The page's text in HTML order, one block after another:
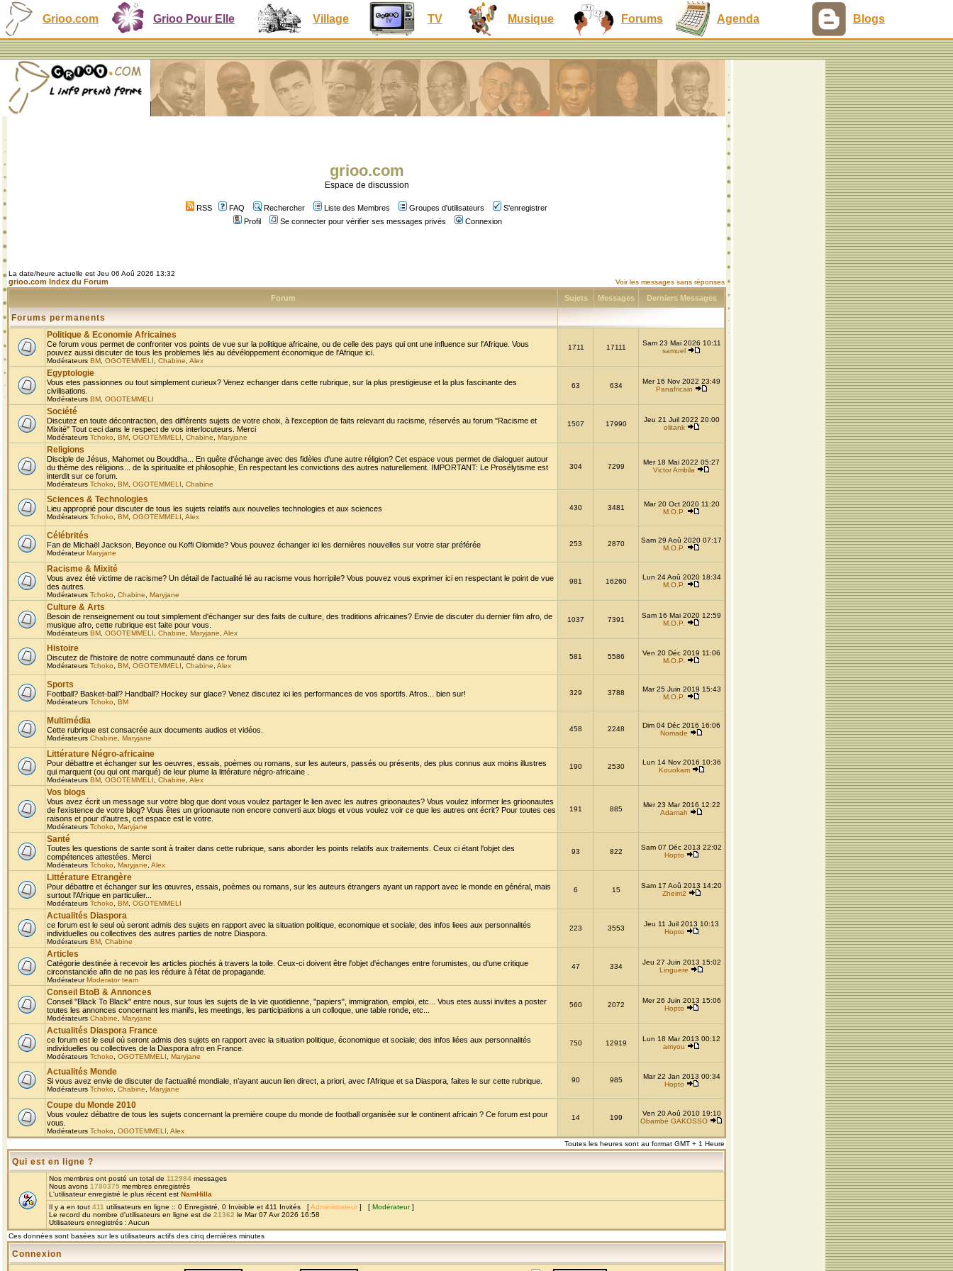
Grioo.com Grioo Pour Elle Village TV Musique Forums Agenda Blogs
grioo.com
Espace de discussion
RSS FAQ Rechercher Liste des Membres Groupes d'utilisateurs
S'enregistrer
Profil
Se connecter pour vérifier ses messages privés Connexion
La date/heure actuelle est Jeu 06 Aoû 2026 13:32
grioo.com Index du Forum Voir les messages sans réponses
Forum Sujets Messages Derniers Messages
Forums permanents
Politique & Economie Africaines
Ce forum vous permet de confronter vos points de vue sur la politique africaine, ou de celle des pays qui ont une influence sur l'Afrique. Vous
pouvez aussi discuter de tous les problemes liés au dévéloppement économique de l'Afrique ici.
Modérateurs BM OGOTEMMELI Chabine Alex
1711 17111
Sam 23 Mai 2026 10:11
samuel
Egyptologie
Vous etes passionnes ou tout simplement curieux? Venez echanger dans cette rubrique, sur la plus prestigieuse et la plus fascinante des
civilisations.
Modérateurs BM OGOTEMMELI
63 634
Mer 16 Nov 2022 23:49
Panafricain
Société
Discutez en toute décontraction, des différents sujets de votre choix, à l'exception de faits relevant du racisme, réservés au forum "Racisme et
Mixité" Tout ceci dans le respect de vos interlocuteurs. Merci
Modérateurs Tchoko BM OGOTEMMELI Chabine Maryjane
1507 17990
Jeu 21 Juil 2022 20:00
olitank
Religions
Disciple de Jésus, Mahomet ou Bouddha... En quête d'échange avec des fidèles d'une autre réligion? Cet espace vous permet de dialoguer autour
du thème des réligions... de la spiritualite et philosophie, En respectant les convictions des autres naturellement. IMPORTANT: Le Prosélytisme est
interdit sur ce forum.
Modérateurs Tchoko BM OGOTEMMELI Chabine
304 7299
Mer 18 Mai 2022 05:27
Victor Ambila
Sciences & Technologies
Lieu approprié pour discuter de tous les sujets relatifs aux nouvelles technologies et aux sciences
Modérateurs Tchoko BM OGOTEMMELI Alex
430 3481
Mar 20 Oct 2020 11:20
M.O.P.
Célébrités
Fan de Michaël Jackson, Beyonce ou Koffi Olomide? Vous pouvez échanger ici les dernières nouvelles sur votre star préférée
ModérateurMaryjane
253 2870
Sam 29 Aoû 2020 07:17
M.O.P.
Racisme & Mixité
Vous avez été victime de racisme? Un détail de l'actualité lié au racisme vous horripile? Vous pouvez vous exprimer ici en respectant le point de vue
des autres.
Modérateurs Tchoko Chabine Maryjane
981 16260
Lun 24 Aoû 2020 18:34
M.O.P.
Culture & Arts
Besoin de renseignement ou tout simplement d'échanger sur des faits de culture, des traditions africaines? Envie de discuter du dernier film afro, de
musique afro, cette rubrique est faite pour vous.
Modérateurs BM OGOTEMMELI Chabine Maryjane Alex
1037 7391
Sam 16 Mai 2020 12:59
M.O.P.
Histoire
Discutez de l'histoire de notre communauté dans ce forum
Modérateurs Tchoko BM OGOTEMMELI Chabine Alex
581 5586
Ven 20 Déc 2019 11:06
M.O.P.
Sports
Football? Basket-ball? Handball? Hockey sur glace? Venez discutez ici les performances de vos sportifs. Afros... bien sur!
Modérateurs Tchoko BM
329 3788
Mar 25 Juin 2019 15:43
M.O.P.
Multimédia
Cette rubrique est consacrée aux documents audios et vidéos.
Modérateurs Chabine Maryjane
458 2248
Dim 04 Déc 2016 16:06
Nomade
Littérature Négro-africaine
Pour débattre et échanger sur les oeuvres, essais, poèmes ou romans, sur les auteurs, passés ou présents, des plus connus aux moins illustres
qui marquent (ou qui ont marqué) de leur plume la littérature négro-africaine .
Modérateurs BM OGOTEMMELI Chabine Alex
190 2530
Lun 14 Nov 2016 10:36
Kouokam
Vos blogs
Vous avez écrit un message sur votre blog que dont vous voulez partager le lien avec les autres grioonautes? Vous voulez informer les grioonautes
de l'existence de votre blog? Vous êtes un grioonaute non encore converti aux blogs et vous voulez voir ce que les autres ont écrit? Pour toutes ces
raisons et pour d'autres, cet espace est le votre.
Modérateurs Tchoko Maryjane
191 885
Mer 23 Mar 2016 12:22
Adamah
Santé
Toutes les questions de sante sont à traiter dans cette rubrique, sans aborder les points relatifs aux traitements. Ceux ci étant l'objet des
compétences attestées. Merci
Modérateurs Tchoko Maryjane Alex
93 822
Sam 07 Déc 2013 22:02
Hopto
Littérature Etrangère
Pour débattre et échanger sur les œuvres, essais, poèmes ou romans, sur les auteurs étrangers ayant un rapport avec le monde en général, mais
surtout l'Afrique en particulier...
Modérateurs Tchoko BM OGOTEMMELI
6 15
Sam 17 Aoû 2013 14:20
Zheim2
Actualités Diaspora
ce forum est le seul où seront admis des sujets en rapport avec la situation politique, economique et sociale; des infos liees aux personnalités
individuelles ou collectives des autres parties de notre Diaspora.
Modérateurs BM Chabine
223 3553
Jeu 11 Juil 2013 10:13
Hopto
Articles
Catégorie destinée à recevoir les articles piochés à travers la toile. Ceux-ci doivent être l'objet d'échanges entre forumistes, ou d'une critique
circonstanciée afin de ne pas les réduire à l'état de propagande.
ModérateurModerator team
47 334
Jeu 27 Juin 2013 15:02
Linguere
Conseil BtoB & Annonces
Conseil "Black To Black" entre nous, sur tous les sujets de la vie quotidienne, "papiers", immigration, emploi, etc... Vous etes aussi invites a poster
toutes les annonces concernant les manifs, les meetings, les participations a un colloque, une table ronde, etc...
Modérateurs Chabine Maryjane
560 2072
Mer 26 Juin 2013 15:06
Hopto
Actualités Diaspora France
ce forum est le seul où seront admis des sujets en rapport avec la situation politique, économique et sociale; des infos liées aux personnalités
individuelles ou collectives de la Diaspora afro en France.
Modérateurs Tchoko OGOTEMMELI Maryjane
750 12919
Lun 18 Mar 2013 00:12
amyou
Actualités Monde
Si vous avez envie de discuter de l’actualité mondiale, n’ayant aucun lien direct, a priori, avec l’Afrique et sa Diaspora, faites le sur cette rubrique.
Modérateurs Tchoko Chabine Maryjane
90 985
Mar 22 Jan 2013 00:34
Hopto
Coupe du Monde 2010
Vous voulez débattre de tous les sujets concernant la première coupe du monde de football organisée sur le continent africain ? Ce forum est pour
vous.
Modérateurs Tchoko OGOTEMMELI Alex
14 199
Ven 20 Aoû 2010 19:10
Obambé GAKOSSO
Toutes les heures sont au format GMT + 1 Heure
Qui est en ligne ?
Nos membres ont posté un total de 112984 messages
Nous avons 1780375 membres enregistrés
L'utilisateur enregistré le plus récent est NamHilla
Il y a en tout 411 utilisateurs en ligne :: 0 Enregistré, 0 Invisible et 411 Invités [Administrateur ] [ Modérateur]
Le record du nombre d'utilisateurs en ligne est de 21362 le Mar 07 Avr 2026 16:58
Utilisateurs enregistrés : Aucun
Ces données sont basées sur les utilisateurs actifs des cinq dernières minutes
Connexion